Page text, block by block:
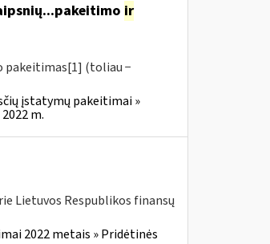
ir
pakeitimas[1] (toliau −
įstatymų pakeitimai »
m.
Lietuvos Respublikos finansų
2022 metais » Pridėtinės